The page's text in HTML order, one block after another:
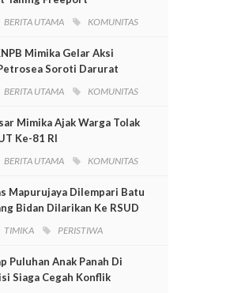
BERITA UTAMA KOMUNITAS
Mimika Gelar Aksi
Soroti Darurat
BERITA UTAMA KOMUNITAS
Mimika Ajak Warga Tolak
Ke-81 RI
BERITA UTAMA KOMUNITAS
Mapurujaya Dilempari Batu
Bidan Dilarikan Ke RSUD
TIMIKA PERISTIWA
Puluhan Anak Panah Di
Siaga Cegah Konflik